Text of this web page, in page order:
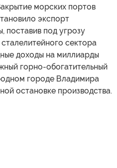
морских портов
экспорт
поставив под угрозу
сектора
доходы на миллиарды
горно-обогатительный
городе Владимира
остановке производства.